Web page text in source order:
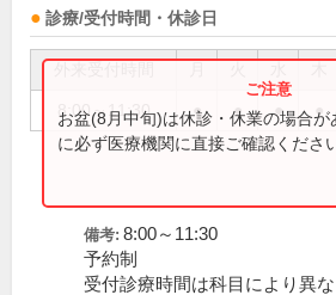
診療/受付時間・休診日
8:00～11:30 ● ● ● ●
お盆(8月中旬)は休診・休業の場合
に必ず医療機関に直接ご確認くださ
備考: 8:00～11:30
予約制
受付診療時間は科目により異な